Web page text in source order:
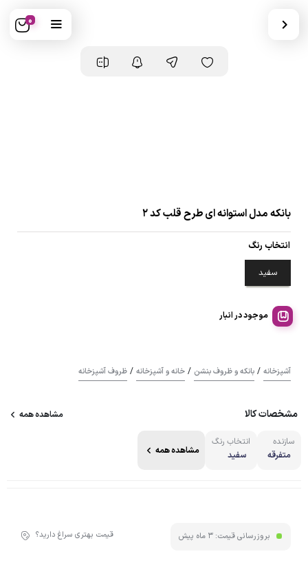
0
بانکه مدل استوانه ای طرح قلب کد ۲
انتخاب رنگ
سفید
موجود در انبار
آشپزخانه / بانکه و ظروف بنشن / خانه و آشپزخانه / ظروف آشپزخانه
مشخصات کالا مشاهده همه
سازنده
متفرقه
انتخاب رنگ
سفید
مشاهده همه
بروزرسانی قیمت: 3 ماه پیش قیمت بهتری سراغ دارید؟